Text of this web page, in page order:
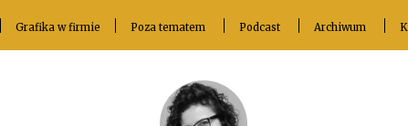
Grafika w firmie Poza tematem Podcast Archiwum